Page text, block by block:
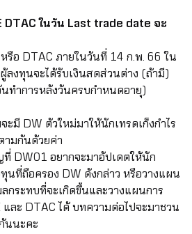
DTAC ในวัน Last trade date จะ
รือ DTAC ภายในวันที่ 14 ก.พ. 66 ใน
งทุนจะได้รับเงินสดส่วนต่าง (ถ้ามี)
ทำการหลังวันครบกำหนดอายุ)
มี DW ตัวใหม่มาให้นักเทรดเก็งกำไร
มกันด้วยค่า
DW01 อยากจะมาอัปเดตให้นัก
นที่ถือครอง DW ดังกล่าว หรือวางแผน
ลกระทบที่จะเกิดขึ้นและวางแผนการ
ละ DTAC ได้ บทความต่อไปจะมาชวน
นนะคะ